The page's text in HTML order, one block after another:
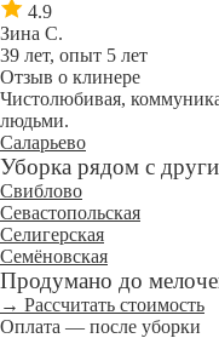
4.9
Зина С.
39 лет, опыт 5 лет
Отзыв о клинере
Чистолюбивая,
людьми.
Саларьево
Уборка рядом с
Свиблово
Севастопольская
Селигерская
Семёновская
Продумано до
→ Рассчитать стоимость
Оплата — после уборки